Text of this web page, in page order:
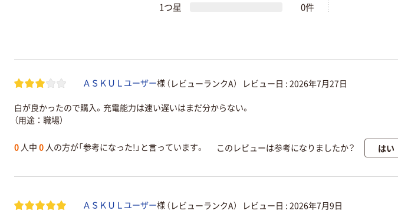
1つ星
0件
ＡＳＫＵＬユーザー様 （レビューランクA） レビュー日 : 2026年7月27日
白が良かったので購入。充電能力は速い遅いはまだ分からない。
（用途：職場）
0 人中 0 人の方が「参考になった!」と言っています。 このレビューは参考になりましたか？ はい
ＡＳＫＵＬユーザー様 （レビューランクA） レビュー日 : 2026年7月9日